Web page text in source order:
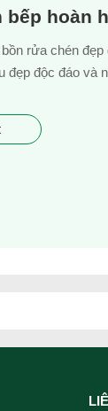
bếp hoàn
rửa chén
đẹp độc đáo và